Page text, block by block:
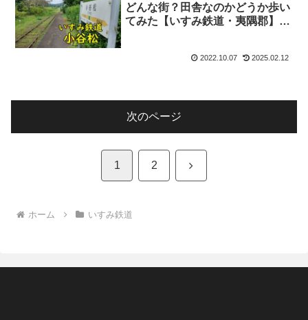
どんな街？田舎なのかどうか歩い
てみた【いすみ鉄道・夷隅郡】
2022.10.07 2025.02.12
次のページ
1 2 次
ホーム いすみ鉄道